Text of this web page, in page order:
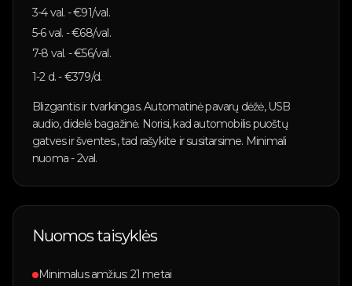
3-4val. - €91/val.
5-6val. - €68/val.
7-8 val. - €56/val.
1-2d. - €379/d.
Blizgantis ir tvarkingas. Automatinė pavarų dėžė, USB
audio, didelė bagažinė. Norisi, kad automobilis puoštų
gatves ir šventes., tad rašykite ir susitarsime. Minimali
nuoma - 2val.
Nuomos taisyklės
Minimalus amžius: 21 metai